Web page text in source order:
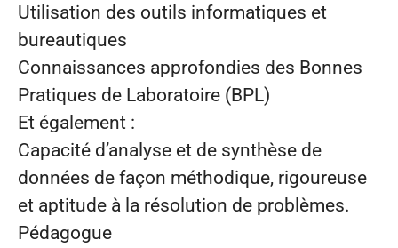
Utilisation des outils informatiques et
bureautiques
Connaissances approfondies des Bonnes
Pratiques de Laboratoire (BPL)
Et également :
Capacité d’analyse et de synthèse de
données de façon méthodique, rigoureuse
et aptitude à la résolution de problèmes.
Pédagogue